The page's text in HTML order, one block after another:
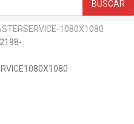
BUSCAR